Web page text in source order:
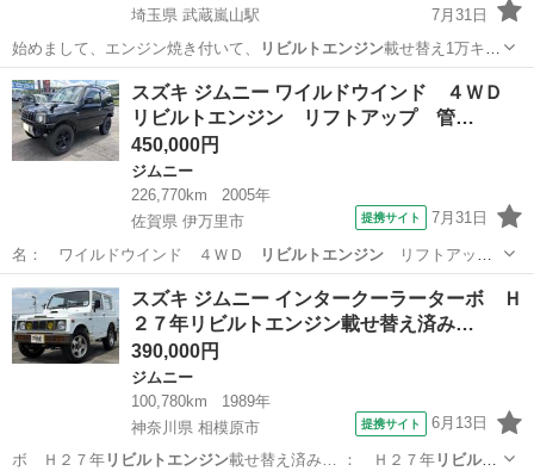
埼玉県 武蔵嵐山駅
7月31日
始めまして、エンジン焼き付いて、
リビルトエンジン載せ替え1万キロ
乗った時にフロン…
埼玉 比企郡 武蔵嵐山駅 エブリイ
スズキ ジムニー ワイルドウインド ４ＷＤ
リビルトエンジン リフトアップ 管…
450,000円
ジムニー
226,770km
2005年
佐賀県 伊万里市
提携サイト 7月31日
名： ワイルドウインド ４ＷＤ リビルトエンジンリフトアッ
プ 管轄内即日 キー…
佐賀 伊万里市 ジムニー
スズキ ジムニー インタークーラーターボ Ｈ
２７年リビルトエンジン載せ替え済み…
390,000円
ジムニー
100,780km
1989年
神奈川県 相模原市
提携サイト 6月13日
ボ Ｈ２７年リビルトエンジン載せ替え済み… ： Ｈ２７年リビルト